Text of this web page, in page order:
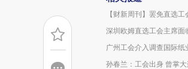
【财新周刊】罢免直选工
深圳欧姆直选工会主席面
广州工会介入调查国际
孙春兰：工会出身 曾掌